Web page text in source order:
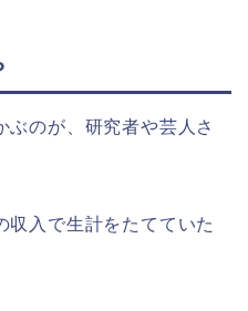
ぶのが、研究者や芸人さ
収入で生計をたてていた